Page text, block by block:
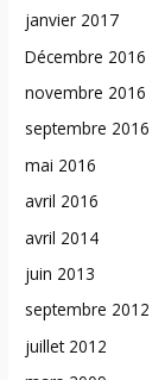
janvier 2017
Décembre 2016
novembre 2016
septembre 2016
mai 2016
avril 2016
avril 2014
juin 2013
septembre 2012
juillet 2012